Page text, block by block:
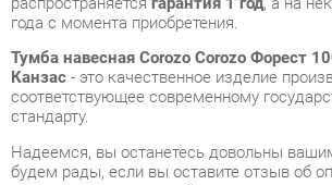
Надеемся, вы останетесь довольны вашим
использования, который поможет
будущим покупателям.
Кроме формы
e-mail, телефону в Екатеринбурге и через
Telegram и WhatsApp.